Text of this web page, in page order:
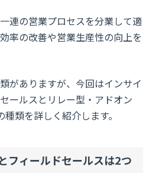
連の営業プロセスを分業して適
率の改善や営業生産性の向上を
がありますが、今回はインサイ
ールスとリレー型・アドオン
類を詳しく紹介します。
フィールドセールスは2つ